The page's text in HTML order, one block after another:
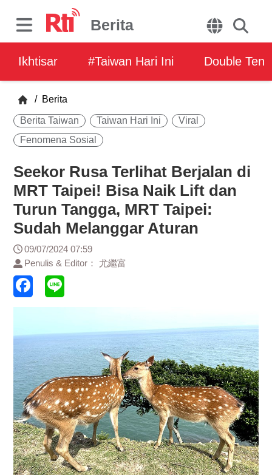
Berita
Ikhtisar #Taiwan Hari Ini Double Ten
/ Berita
Berita Taiwan Taiwan Hari Ini
Viral
Fenomena Sosial
Seekor Rusa Terlihat Berjalan di
MRT Taipei! Bisa Naik Lift dan
Turun Tangga, MRT Taipei:
Sudah Melanggar Aturan
09/07/2024 07:59
Penulis & Editor： 尤繼富